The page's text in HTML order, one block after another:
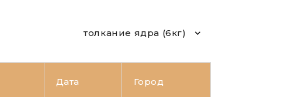
толкание ядра (6кг)
Дата Город